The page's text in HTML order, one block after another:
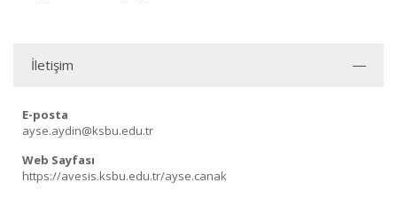
İletişim
E-posta
ayse.aydin@ksbu.edu.tr
Web Sayfası
https://avesis.ksbu.edu.tr/ayse.canak